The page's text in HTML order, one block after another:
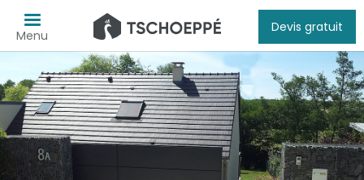
Menu
Devis gratuit